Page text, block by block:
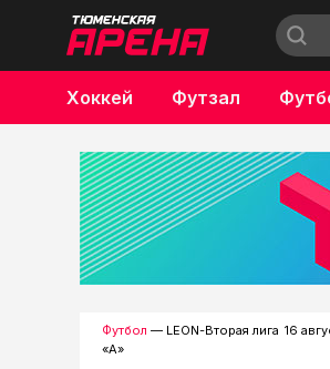
Хоккей Футзал
Бокс
Футбол — LEON-Вторая лига
«А»
16